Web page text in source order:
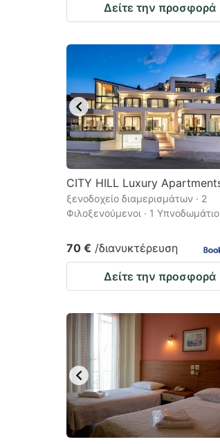
Δείτε την προσφορά
CITY HILL Luxury
ξενοδοχείο διαμερισμάτων · 2
Φιλοξενούμενοι · 1 Υπνοδωμάτιο
70 € /διανυκτέρευση
Δείτε την προσφορά